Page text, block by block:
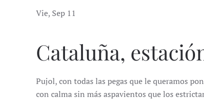
Vie, Sep 11
Cataluña,
Pujol, con todas las pegas que le queramos
con calma sin más aspavientos que los